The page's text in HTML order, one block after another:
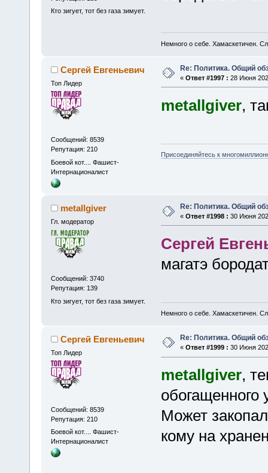
Кто зигует, тот без газа зимует.
Немного о себе. Хамаскетичен.
Сергей Евгеньевич
Топ Лидер
Сообщений: 8539
Репутация: 210
Боевой кот.... Фашист-
Интернационалист
Re: Политика. Общий
« Ответ #1997 : 28 Июня
metallgiver,
Присоединяйтесь к
metallgiver
Гл. модератор
Сообщений: 3740
Репутация: 139
Кто зигует, тот без газа зимует.
Re: Политика. Общий
« Ответ #1998 : 30 Июня
Сергей
магатэ
Немного о себе. Хамаскетичен.
Сергей Евгеньевич
Топ Лидер
Сообщений: 8539
Репутация: 210
Боевой кот.... Фашист-
Интернационалист
Re: Политика. Общий
« Ответ #1999 : 30 Июня
metallgiver,
обогащенного
Может
кому на